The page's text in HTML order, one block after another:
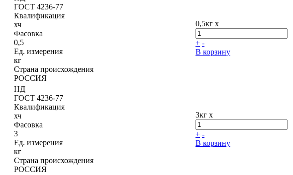
ГОСТ 4236-77
Квалификация
хч
Фасовка
0,5
Ед. измерения
кг
Страна происхождения
РОССИЯ
0,5кг x
+ -
В корзину
НД
ГОСТ 4236-77
Квалификация
хч
Фасовка
3
Ед. измерения
кг
Страна происхождения
РОССИЯ
3кг x
+ -
В корзину